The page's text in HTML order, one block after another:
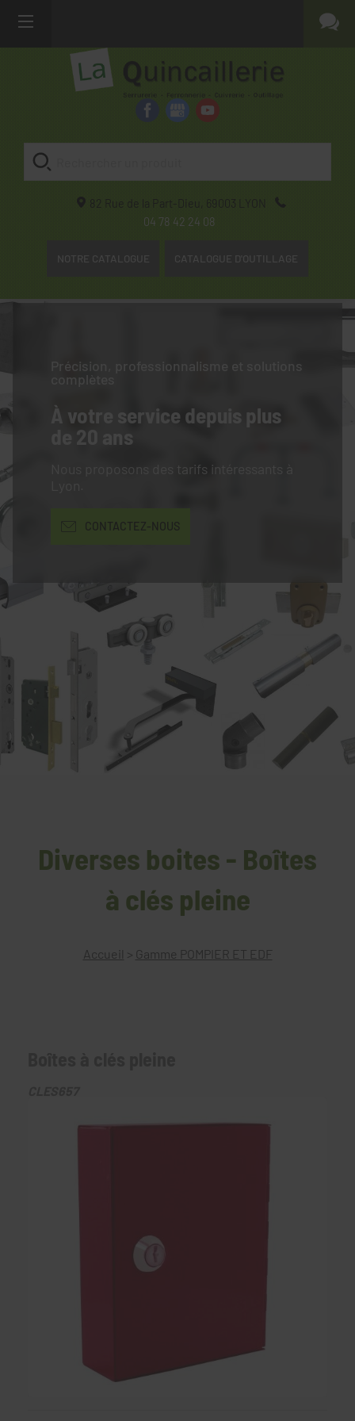
82 Rue de la Part-Dieu, 69003
LYON
04 78 42 24 08
NOTRE CATALOGUE CATALOGUE D'OUTILLAGE
Précision, professionnalisme et solutions
complètes
À votre service depuis plus
de 20 ans
Nous proposons des tarifs intéressants à
CONTACTEZ-NOUS
Diverses boites - Boîtes
à clés pleine
Accueil > Gamme POMPIER ET EDF